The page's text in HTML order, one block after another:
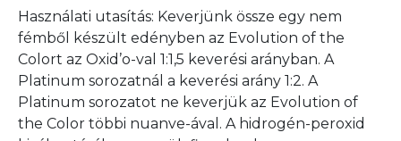
Használati utasítás: Keverjünk össze egy nem
fémből készült edényben az Evolution of the
Colort az Oxid’o-val 1:1,5 keverési arányban. A
Platinum sorozatnál a keverési arány 1:2. A
Platinum sorozatot ne keverjük az Evolution of
the Color többi nuanve-ával. A hidrogén-peroxid